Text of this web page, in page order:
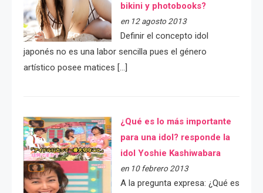
bikini y photobooks?
en 12 agosto 2013
Definir el concepto idol
japonés no es una labor sencilla pues el género
artístico posee matices […]
¿Qué es lo más importante
para una idol? responde la
idol Yoshie Kashiwabara
en 10 febrero 2013
A la pregunta expresa: ¿Qué es